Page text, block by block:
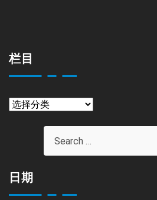
栏目
栏
日期